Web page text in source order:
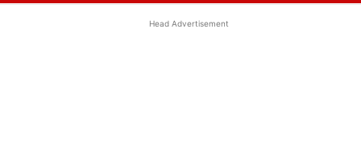
Head Advertisement